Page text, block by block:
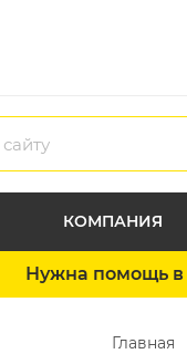
КОМПАНИЯ
Нужна помощь в
Главная